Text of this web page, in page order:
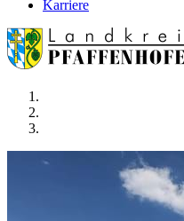
Karriere